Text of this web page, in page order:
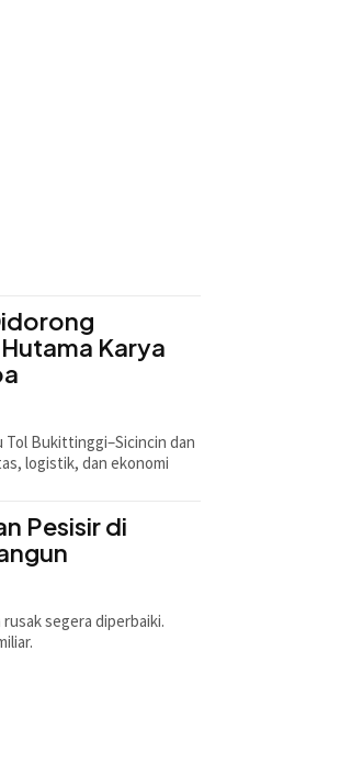
Karya
Tol Bukittinggi–Sicincin dan
logistik, dan ekonomi
Pesisir di
segera diperbaiki.